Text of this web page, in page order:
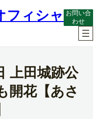
フィシャ
お問い合
わせ
上田城跡公
開花【あさ